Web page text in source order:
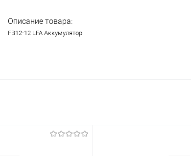
Описание товара:
FB12-12 LFA Аккумулятор